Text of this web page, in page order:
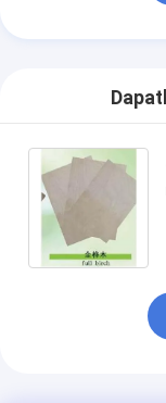
Otomatis
Posting
Pra Tekan
Perlengkapan